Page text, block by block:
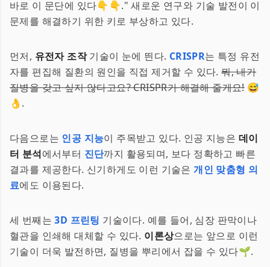
바로 이 문단에 있다👇👇." 새로운 연구와 기술 발전이 이
문제를 해결하기 위한 키로 부상하고 있다.
먼저, 유전자 조작기술이 눈에 띈다. CRISPR는 특정 유전
자를 편집해 질환의 원인을 직접 제거할 수 있다.뭐, 내가
질병을 갖고 싶지 않다고요? CRISPR가 해결해 줄게요!😅
👌.
다음으로는 인공 지능이 주목받고 있다. 인공 지능은 데이
터 분석에서부터 진단까지 활용되며, 보다 정확하고 빠른
결과를 제공한다. 신기하게도 이런 기술은개인 맞춤형 의
료에도 이용된다.
세 번째는3D 프린팅 기술이다. 예를 들어, 심장 판막이나
혈관을 인쇄해 대체할 수 있다. 이론상으로는 앞으로 이런
기술이 더욱 발전하면, 질병을 뿌리에서 잡을 수 있다🌱.